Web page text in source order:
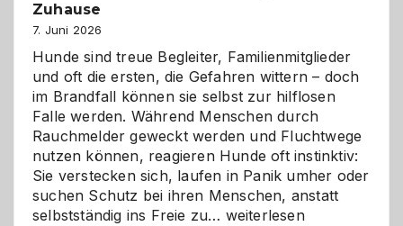
Zuhause
7. Juni 2026
Hunde sind treue Begleiter, Familienmitglieder
und oft die ersten, die Gefahren wittern – doch
im Brandfall können sie selbst zur hilflosen
Falle werden. Während Menschen durch
Rauchmelder geweckt werden und Fluchtwege
nutzen können, reagieren Hunde oft instinktiv:
Sie verstecken sich, laufen in Panik umher oder
suchen Schutz bei ihren Menschen, anstatt
selbstständig ins Freie zu… Wenn
weiterlesen